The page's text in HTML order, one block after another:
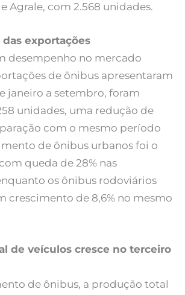
Agrale, com 2.568 unidades.
exportações
desempenho no mercado
de ônibus apresentaram
janeiro a setembro, foram
unidades, uma redução de
com o mesmo período
de ônibus urbanos foi o
queda de 28% nas
os ônibus rodoviários
crescimento de 8,6% no mesmo
de veículos cresce no terceiro
de ônibus, a produção total